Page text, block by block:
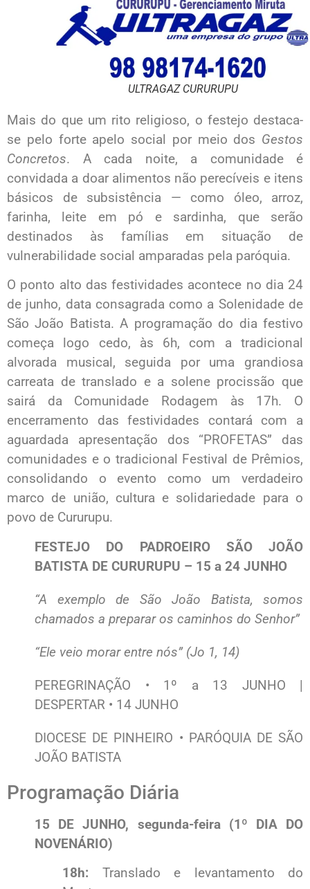
ULTRAGAZ CURURUPU
Mais do que um rito religioso, o festejo destaca-
se pelo forte apelo social por meio dos Gestos
Concretos. A cada noite, a comunidade é
convidada a doar alimentos não perecíveis e itens
básicos de subsistência — como óleo, arroz,
farinha, leite em pó e sardinha, que serão
destinados às famílias em situação de
vulnerabilidade social amparadas pela paróquia.
O ponto alto das festividades acontece no dia 24
de junho, data consagrada como a Solenidade de
São João Batista. A programação do dia festivo
começa logo cedo, às 6h, com a tradicional
alvorada musical, seguida por uma grandiosa
carreata de translado e a solene procissão que
sairá da Comunidade Rodagem às 17h. O
encerramento das festividades contará com a
aguardada apresentação dos “PROFETAS” das
comunidades e o tradicional Festival de Prêmios,
consolidando o evento como um verdadeiro
marco de união, cultura e solidariedade para o
povo de Cururupu.
FESTEJO DO PADROEIRO SÃO JOÃO
BATISTA DE CURURUPU – 15 a 24 JUNHO
“A exemplo de São João Batista, somos
chamados a preparar os caminhos do Senhor”
“Ele veio morar entre nós” (Jo 1, 14)
PEREGRINAÇÃO • 1º a 13 JUNHO |
DESPERTAR • 14 JUNHO
DIOCESE DE PINHEIRO • PARÓQUIA DE SÃO
JOÃO BATISTA
Programação Diária
15 DE JUNHO, segunda-feira (1º DIA DO
NOVENÁRIO)
18h: Translado e levantamento do